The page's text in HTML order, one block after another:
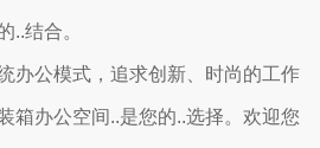
..结合。
办公模式，追求创新、时尚的工作
箱办公空间..是您的..选择。欢迎您